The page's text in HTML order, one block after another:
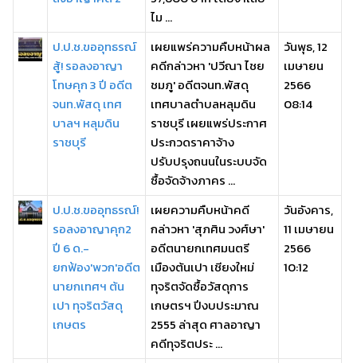
ไม ...
ป.ป.ช.ขออุทธรณ์
สู้! รอลงอาญา
โทษคุก 3 ปี อดีต
จนท.พัสดุ เทศ
บาลฯ หลุมดิน
ราชบุรี
เผยแพร่ความคืบหน้าผล
คดีกล่าวหา 'ปวีณา ไชย
ชมภู' อดีตจนท.พัสดุ
เทศบาลตำบลหลุมดิน
ราชบุรี เผยแพร่ประกาศ
ประกวดราคาจ้าง
ปรับปรุงถนนในระบบจัด
ซื้อจัดจ้างภาคร ...
วันพุธ, 12
เมษายน
2566
08:14
ป.ป.ช.ขออุทธรณ์!
รอลงอาญาคุก2
ปี 6 ด.-
ยกฟ้อง'พวก'อดีต
นายกเทศฯ ต้น
เปา ทุจริตวัสดุ
เกษตร
เผยความคืบหน้าคดี
กล่าวหา 'สุภศิน วงศ์ษา'
อดีตนายกเทศมนตรี
เมืองต้นเปา เชียงใหม่
ทุจริตจัดซื้อวัสดุการ
เกษตรฯ ปีงบประมาณ
2555 ล่าสุด ศาลอาญา
คดีทุจริตประ ...
วันอังคาร,
11 เมษายน
2566
10:12